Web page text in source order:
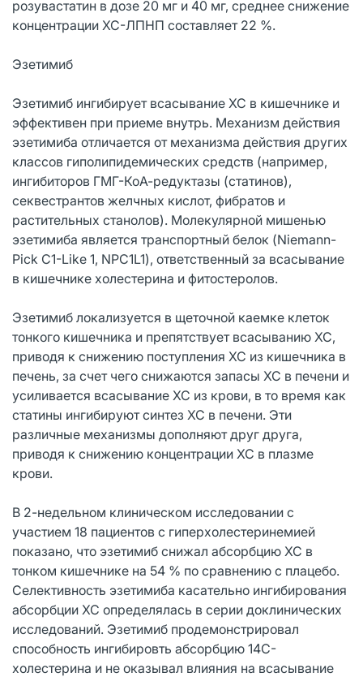
розувастатин в дозе 20 мг и 40 мг, среднее снижение
концентрации ХС-ЛПНП составляет 22 %.
Эзетимиб
Эзетимиб ингибирует всасывание ХС в кишечнике и
эффективен при приеме внутрь. Механизм действия
эзетимиба отличается от механизма действия других
классов гиполипидемических средств (например,
ингибиторов ГМГ-КоА-редуктазы (статинов),
секвестрантов желчных кислот, фибратов и
растительных станолов). Молекулярной мишенью
эзетимиба является транспортный белок (Niemann-
Pick C1-Like 1, NPC1L1), ответственный за всасывание
в кишечнике холестерина и фитостеролов.
Эзетимиб локализуется в щеточной каемке клеток
тонкого кишечника и препятствует всасыванию ХС,
приводя к снижению поступления ХС из кишечника в
печень, за счет чего снижаются запасы ХС в печени и
усиливается всасывание ХС из крови, в то время как
статины ингибируют синтез ХС в печени. Эти
различные механизмы дополняют друг друга,
приводя к снижению концентрации ХС в плазме
крови.
В 2-недельном клиническом исследовании с
участием 18 пациентов с гиперхолестеринемией
показано, что эзетимиб снижал абсорбцию ХС в
тонком кишечнике на 54 % по сравнению с плацебо.
Селективность эзетимиба касательно ингибирования
абсорбции ХС определялась в серии доклинических
исследований. Эзетимиб продемонстрировал
способность ингибировть абсорбцию 14С-
холестерина и не оказывал влияния на всасывание